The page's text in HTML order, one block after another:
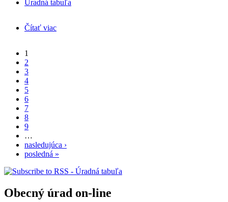
Úradná tabuľa
Čítať viac
Stránky
1
2
3
4
5
6
7
8
9
…
nasledujúca ›
posledná »
Obecný úrad on-line